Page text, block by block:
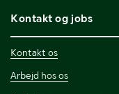
Kontakt og jobs
Kontakt os
Arbejd hos os